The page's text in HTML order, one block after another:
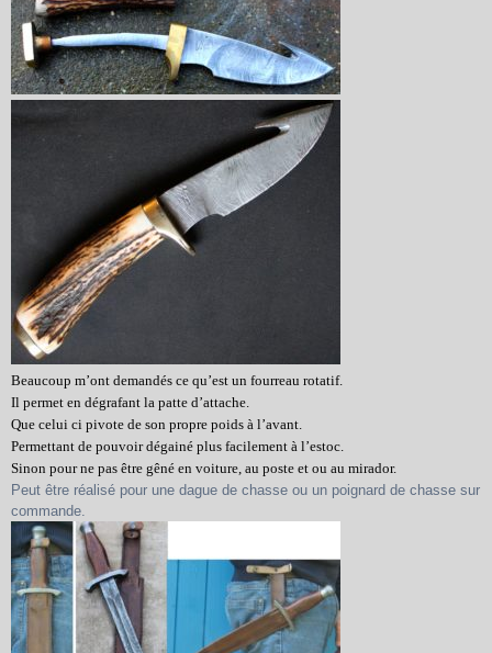
Beaucoup m’ont demandés ce qu’est un fourreau rotatif.
Il permet en dégrafant la patte d’attache.
Que celui ci pivote de son propre poids à l’avant.
Permettant de pouvoir dégainé plus facilement à l’estoc.
Sinon pour ne pas être gêné en voiture, au poste et ou au mirador.
Peut être réalisé pour une dague de chasse ou un poignard de chasse sur
commande.